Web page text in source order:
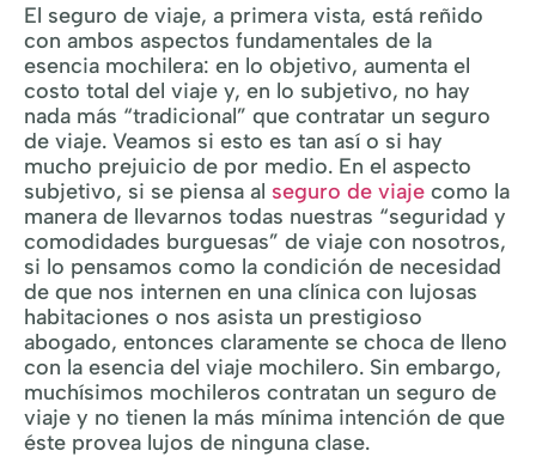
El seguro de viaje, a primera vista, está reñido
con ambos aspectos fundamentales de la
esencia mochilera: en lo objetivo, aumenta el
costo total del viaje y, en lo subjetivo, no hay
nada más “tradicional” que contratar un seguro
de viaje. Veamos si esto es tan así o si hay
mucho prejuicio de por medio. En el aspecto
subjetivo, si se piensa al seguro de viaje como la
manera de llevarnos todas nuestras “seguridad y
comodidades burguesas” de viaje con nosotros,
si lo pensamos como la condición de necesidad
de que nos internen en una clínica con lujosas
habitaciones o nos asista un prestigioso
abogado, entonces claramente se choca de lleno
con la esencia del viaje mochilero. Sin embargo,
muchísimos mochileros contratan un seguro de
viaje y no tienen la más mínima intención de que
éste provea lujos de ninguna clase.